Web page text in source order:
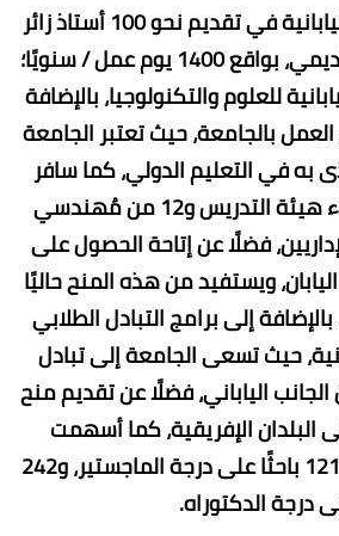
وتُساهم الجامعات اليابانية في تقديم نحو 100 أستاذ زائر
على مدار العام الأكاديمي، بواقع 1400 يوم عمل / سنويًا؛
للعلوم والتكنولوجيا، بالإضافة
العمل بالجامعة، حيث تعتبر الجامعة
به في التعليم الدولي، كما سافر
لليابان 38 من أعضاء هيئة التدريس و12 من مُهندسي
و22 من الإداريين، فضلًا عن إتاحة الحصول على
ويستفيد من هذه المنح حاليًا
بالإضافة إلى برامج التبادل الطلابي
حيث تسعى الجامعة إلى تبادل
الياباني، فضلًا عن تقديم منح
البلدان الإفريقية، كما أسهمت
الجامعة في حصول 121 باحثًا على درجة الماجستير، و242
درجة الدكتوراه.